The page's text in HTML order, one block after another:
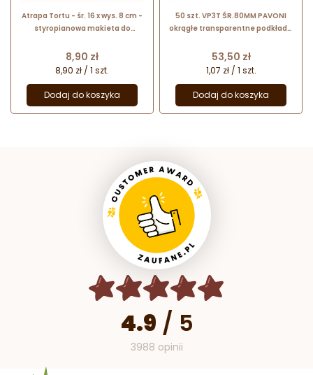
Atrapa Tortu - śr. 16 x wys. 8 cm -
styropianowa makieta do
Cena
8,90 zł
8,90 zł / 1 szt.
Dodaj do koszyka
50 szt. VP3T ŚR.80MM PAVONI
okrągłe transparentne podkładki
monoporcji
Cena
53,50 zł
1,07 zł / 1 szt.
Dodaj do koszyka
4.9 / 5
3988 opinii